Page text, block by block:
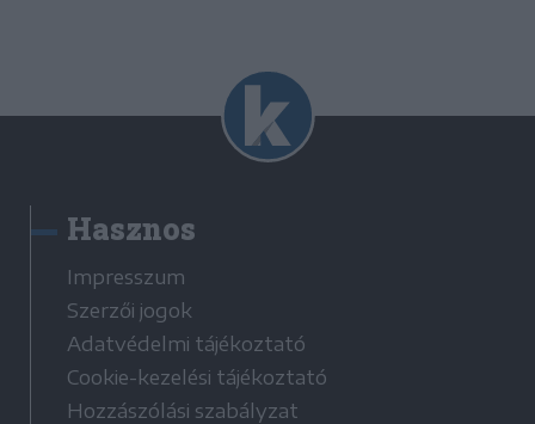
Hasznos
Impresszum
Szerzői jogok
Adatvédelmi tájékoztató
Cookie-kezelési tájékoztató
Hozzászólási szabályzat